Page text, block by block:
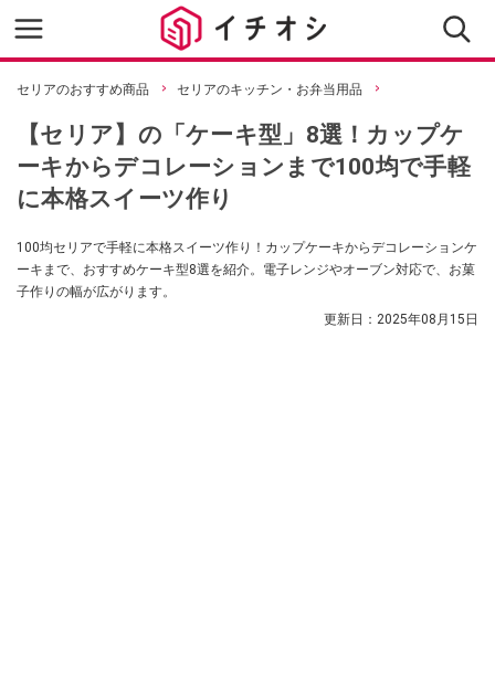
セリアのおすすめ商品 セリアのキッチン・お弁当用品
【セリア】の「ケーキ型」8選！カップケ
ーキからデコレーションまで100均で手軽
に本格スイーツ作り
100均セリアで手軽に本格スイーツ作り！カップケーキからデコレーションケ
ーキまで、おすすめケーキ型8選を紹介。電子レンジやオーブン対応で、お菓
子作りの幅が広がります。
更新日： 2025年08月15日